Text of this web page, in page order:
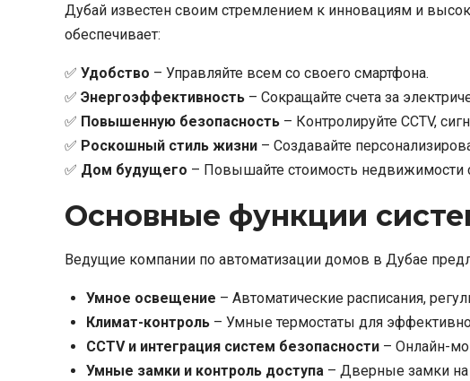
Дубай известен своим стремлением к инновациям и
обеспечивает:
✅ Удобство – Управляйте всем со своего смартфона.
✅ Энергоэффективность – Сокращайте счета за
✅ Повышенную безопасность – Контролируйте CCTV,
✅ Роскошный стиль жизни – Создавайте
✅ Дом будущего – Повышайте стоимость
Основные функции
Ведущие компании по автоматизации домов в Дубае
Умное освещение – Автоматические расписания,
Климат-контроль – Умные термостаты для
CCTV и интеграция систем безопасности – Онлайн-
Умные замки и контроль доступа – Дверные замки на